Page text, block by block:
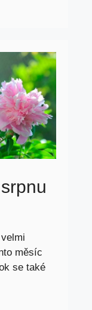
měsíc
se také